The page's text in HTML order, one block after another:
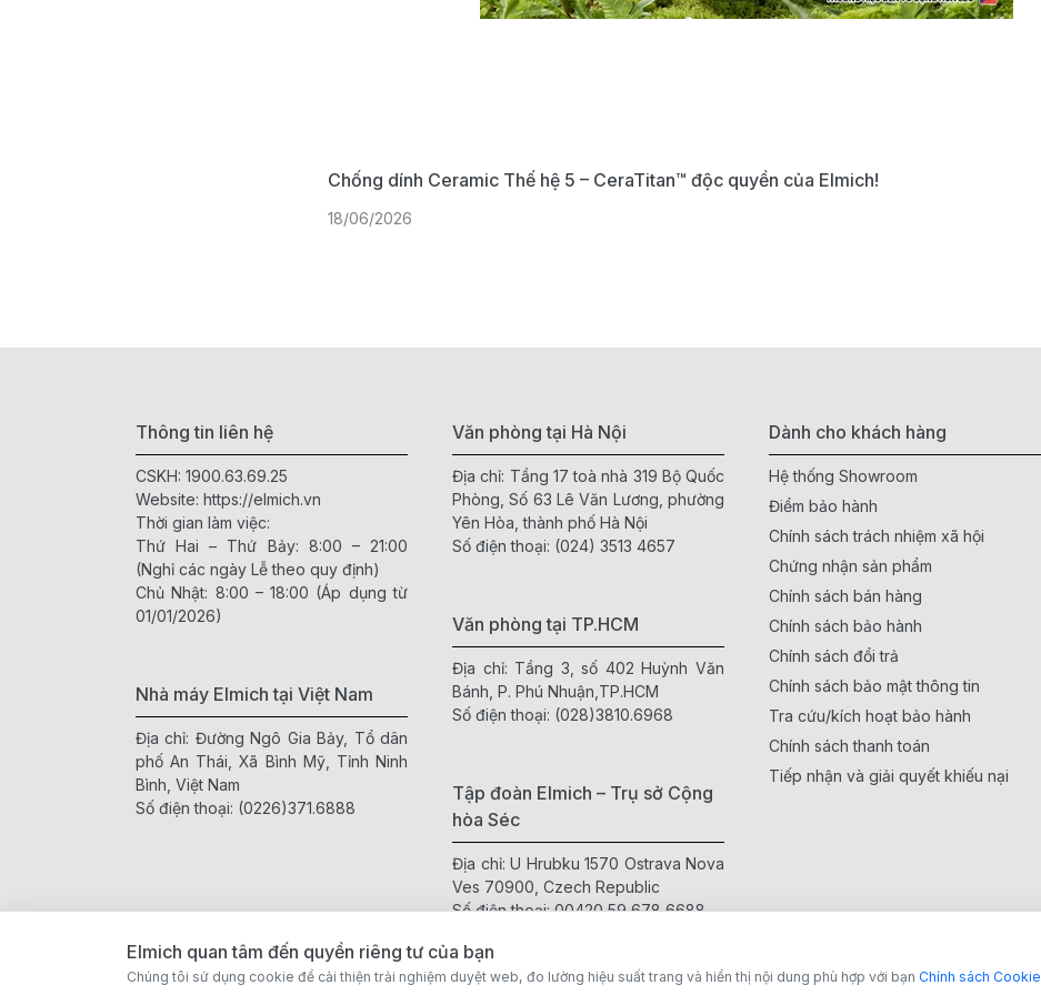
Chống dính Ceramic Thế hệ 5 – CeraTitan™ độc quyền của Elmich!
18/06/2026
Thông tin liên hệ
CSKH: 1900.63.69.25
Website: https://elmich.vn
Thời gian làm việc:
Thứ Hai – Thứ Bảy: 8:00 – 21:00
(Nghỉ các ngày Lễ theo quy định)
Chủ Nhật: 8:00 – 18:00 (Áp dụng từ
01/01/2026)
Nhà máy Elmich tại Việt Nam
Địa chỉ: Đường Ngô Gia Bảy, Tổ dân
phố An Thái, Xã Bình Mỹ, Tỉnh Ninh
Bình, Việt Nam
Số điện thoại: (0226)371.6888
Văn phòng tại Hà Nội
Địa chỉ: Tầng 17 toà nhà 319 Bộ Quốc
Phòng, Số 63 Lê Văn Lương, phường
Yên Hòa, thành phố Hà Nội
Số điện thoại: (024) 3513 4657
Văn phòng tại TP.HCM
Địa chỉ: Tầng 3, số 402 Huỳnh Văn
Bánh, P. Phú Nhuận,TP.HCM
Số điện thoại: (028)3810.6968
Tập đoàn Elmich – Trụ sở Cộng
hòa Séc
Địa chỉ: U Hrubku 1570 Ostrava Nova
Ves 70900, Czech Republic
Số điện thoại:00420 59 678 6688
Dành cho khách hàng
Hệ thống Showroom
Điểm bảo hành
Chính sách trách nhiệm xã hội
Chứng nhận sản phẩm
Chính sách bán hàng
Chính sách bảo hành
Chính sách đổi trả
Chính sách bảo mật thông tin
Tra cứu/kích hoạt bảo hành
Chính sách thanh toán
Tiếp nhận và giải quyết khiếu nại
Elmich quan tâm đến quyền riêng tư của bạn
Chúng tôi sử dụng cookie để cải thiện trải nghiệm duyệt web, đo lường hiệu suất trang và hiển thị nội dung phù hợp với bạn Chính sách Cookie